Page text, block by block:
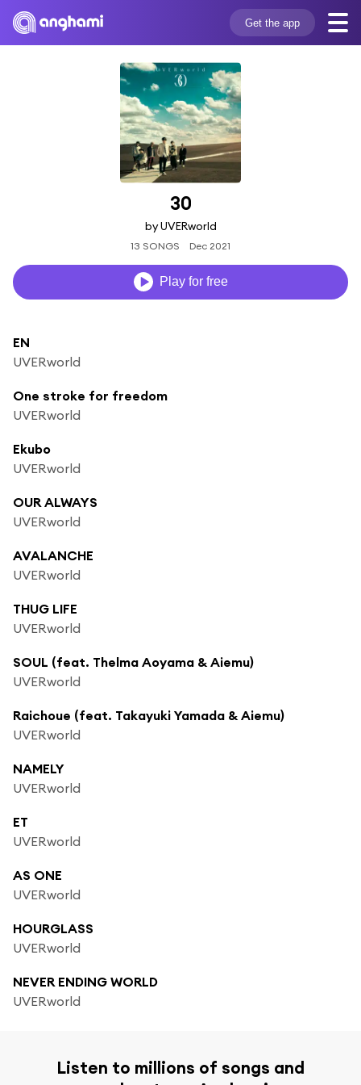
Get the app
30
by UVERworld
13 SONGS Dec 2021
Play for free
EN
UVERworld
One stroke for freedom
UVERworld
Ekubo
UVERworld
OUR ALWAYS
UVERworld
AVALANCHE
UVERworld
THUG LIFE
UVERworld
SOUL (feat. Thelma Aoyama & Aiemu)
UVERworld
Raichoue (feat. Takayuki Yamada & Aiemu)
UVERworld
NAMELY
UVERworld
ET
UVERworld
AS ONE
UVERworld
HOURGLASS
UVERworld
NEVER ENDING WORLD
UVERworld
Listen to millions of songs and